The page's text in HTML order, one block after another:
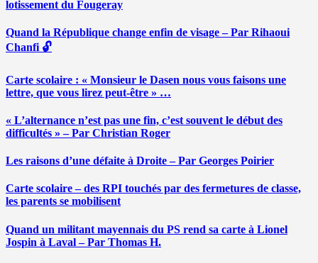
lotissement du Fougeray
Quand la République change enfin de visage – Par Rihaoui
Chanfi 🔓
Carte scolaire : « Monsieur le Dasen nous vous faisons une
lettre, que vous lirez peut-être » …
« L’alternance n’est pas une fin, c’est souvent le début des
difficultés » – Par Christian Roger
Les raisons d’une défaite à Droite – Par Georges Poirier
Carte scolaire – des RPI touchés par des fermetures de classe,
les parents se mobilisent
Quand un militant mayennais du PS rend sa carte à Lionel
Jospin à Laval – Par Thomas H.